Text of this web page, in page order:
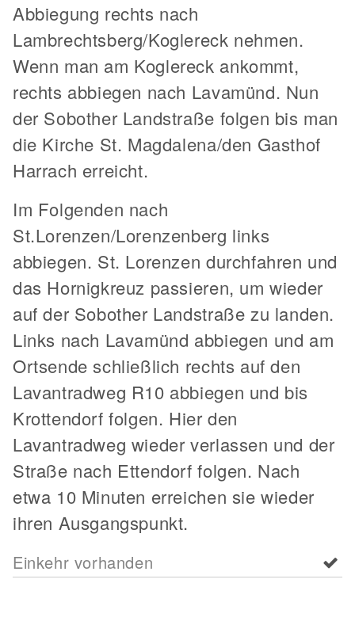
Abbiegung rechts nach
Lambrechtsberg/Koglereck nehmen.
Wenn man am Koglereck ankommt,
rechts abbiegen nach Lavamünd. Nun
der Sobother Landstraße folgen bis man
die Kirche St. Magdalena/den Gasthof
Harrach erreicht.
Im Folgenden nach
St.Lorenzen/Lorenzenberg links
abbiegen. St. Lorenzen durchfahren und
das Hornigkreuz passieren, um wieder
auf der Sobother Landstraße zu landen.
Links nach Lavamünd abbiegen und am
Ortsende schließlich rechts auf den
Lavantradweg R10 abbiegen und bis
Krottendorf folgen. Hier den
Lavantradweg wieder verlassen und der
Straße nach Ettendorf folgen. Nach
etwa 10 Minuten erreichen sie wieder
ihren Ausgangspunkt.
Einkehr vorhanden